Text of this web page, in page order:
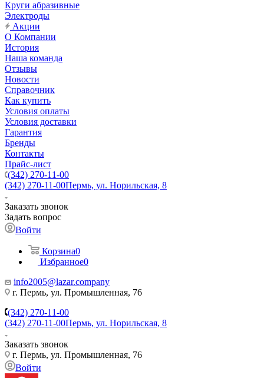
Круги абразивные
Электроды
Акции
О Компании
История
Наша команда
Отзывы
Новости
Справочник
Как купить
Условия оплаты
Условия доставки
Гарантия
Бренды
Контакты
Прайс-лист
(342) 270-11-00
(342) 270-11-00Пермь, ул. Норильская, 8
Заказать звонок
Задать вопрос
Войти
Корзина0
Избранное0
info2005@lazar.company
г. Пермь, ул. Промышленная, 76
(342) 270-11-00
(342) 270-11-00Пермь, ул. Норильская, 8
Заказать звонок
г. Пермь, ул. Промышленная, 76
Войти